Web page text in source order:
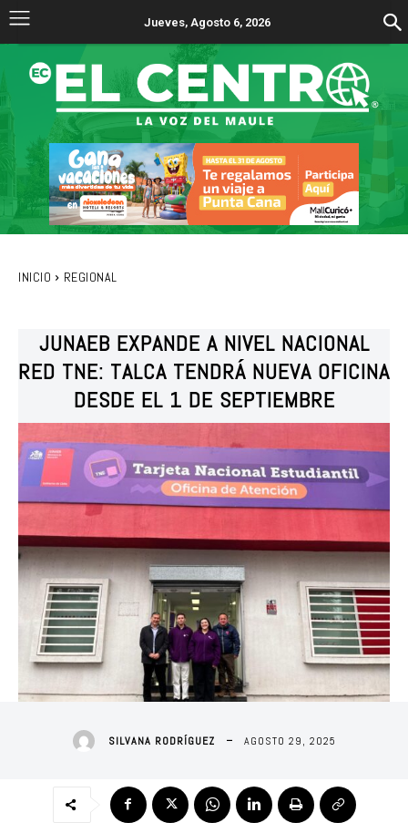
Jueves, Agosto 6, 2026
INICIO REGIONAL
JUNAEB EXPANDE A NIVEL NACIONAL
RED TNE: TALCA TENDRÁ NUEVA OFICINA
DESDE EL 1 DE SEPTIEMBRE
SILVANA RODRÍGUEZ AGOSTO 29, 2025